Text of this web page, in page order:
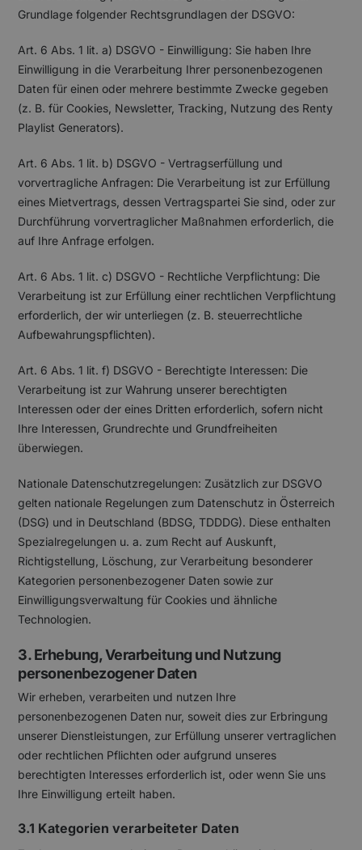
Grundlage folgender Rechtsgrundlagen der DSGVO:
Art. 6 Abs. 1 lit. a) DSGVO - Einwilligung: Sie haben Ihre
Einwilligung in die Verarbeitung Ihrer personenbezogenen
Daten für einen oder mehrere bestimmte Zwecke gegeben
(z. B. für Cookies, Newsletter, Tracking, Nutzung des Renty
Playlist Generators).
Art. 6 Abs. 1 lit. b) DSGVO - Vertragserfüllung und
vorvertragliche Anfragen: Die Verarbeitung ist zur Erfüllung
eines Mietvertrags, dessen Vertragspartei Sie sind, oder zur
Durchführung vorvertraglicher Maßnahmen erforderlich, die
auf Ihre Anfrage erfolgen.
Art. 6 Abs. 1 lit. c) DSGVO - Rechtliche Verpflichtung: Die
Verarbeitung ist zur Erfüllung einer rechtlichen Verpflichtung
erforderlich, der wir unterliegen (z. B. steuerrechtliche
Aufbewahrungspflichten).
Art. 6 Abs. 1 lit. f) DSGVO - Berechtigte Interessen: Die
Verarbeitung ist zur Wahrung unserer berechtigten
Interessen oder der eines Dritten erforderlich, sofern nicht
Ihre Interessen, Grundrechte und Grundfreiheiten
überwiegen.
Nationale Datenschutzregelungen: Zusätzlich zur DSGVO
gelten nationale Regelungen zum Datenschutz in Österreich
(DSG) und in Deutschland (BDSG, TDDDG). Diese enthalten
Spezialregelungen u. a. zum Recht auf Auskunft,
Richtigstellung, Löschung, zur Verarbeitung besonderer
Kategorien personenbezogener Daten sowie zur
Einwilligungsverwaltung für Cookies und ähnliche
Technologien.
3. Erhebung, Verarbeitung und Nutzung
personenbezogener Daten
Wir erheben, verarbeiten und nutzen Ihre
personenbezogenen Daten nur, soweit dies zur Erbringung
unserer Dienstleistungen, zur Erfüllung unserer vertraglichen
oder rechtlichen Pflichten oder aufgrund unseres
berechtigten Interesses erforderlich ist, oder wenn Sie uns
Ihre Einwilligung erteilt haben.
3.1 Kategorien verarbeiteter Daten